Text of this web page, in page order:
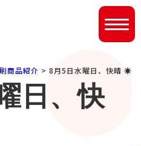
商品紹介 > 8月5日水曜日、快晴 ☀
日、快